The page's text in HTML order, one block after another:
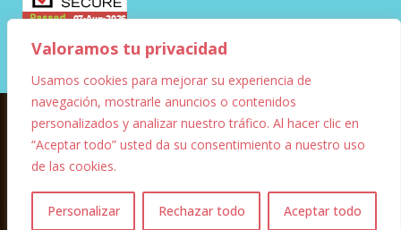
Valoramos tu privacidad
Usamos cookies para mejorar su experiencia de
navegación, mostrarle anuncios o contenidos
personalizados y analizar nuestro tráfico. Al hacer clic en
“Aceptar todo” usted da su consentimiento a nuestro uso
de las cookies.
Personalizar Rechazar todo Aceptar todo
© Copyright – 2023 – Silvia Sanz
Diseño Web
Comunicación